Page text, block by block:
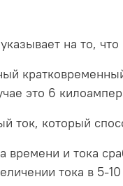
на то,
это 6
ток, который
времени и тока
тока в 5-